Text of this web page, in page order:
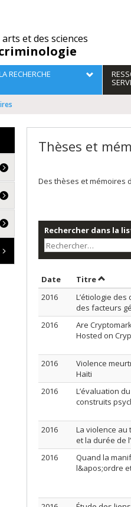
arts et des sciences
RECHERCHE
Thèses et
Des thèses et mémoires
Rechercher dans la
Date Trier par date
TitreTrier
2016
L’étiologie
des facteurs
2016
Are
Hosted on
2016
Violence
Haïti
2016
L’évaluation
construits
2016
La violence au
et la durée de
2016
Quand la
l&apos;ordre